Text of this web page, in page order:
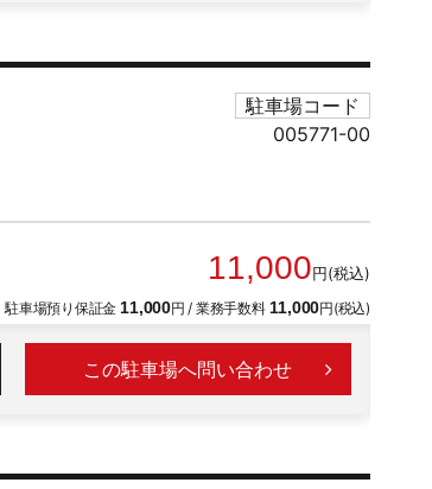
駐車場コード
005771-00
11,000円(税込)
駐車場預り保証金 11,000円 / 業務手数料 11,000円(税込)
この駐車場へ問い合わせ